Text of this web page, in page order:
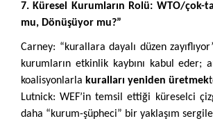
7. Küresel Kurumların Rolü: WTO/çok-
mu, Dönüşüyor mu?”
Carney: “kurallara dayalı düzen
kurumların etkinlik kaybını kabul eder;
koalisyonlarla kuralları yeniden üretmek
Lutnick: WEF’in temsil ettiği küreselci
daha “kurum-şüpheci” bir yaklaşım